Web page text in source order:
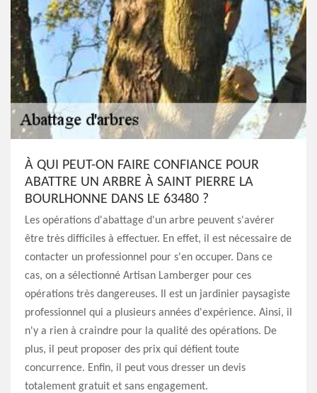
À QUI PEUT-ON FAIRE CONFIANCE POUR
ABATTRE UN ARBRE À SAINT PIERRE LA
BOURLHONNE DANS LE 63480 ?
Les opérations d'abattage d'un arbre peuvent s'avérer
être très difficiles à effectuer. En effet, il est nécessaire de
contacter un professionnel pour s'en occuper. Dans ce
cas, on a sélectionné Artisan Lamberger pour ces
opérations très dangereuses. Il est un jardinier paysagiste
professionnel qui a plusieurs années d'expérience. Ainsi, il
n'y a rien à craindre pour la qualité des opérations. De
plus, il peut proposer des prix qui défient toute
concurrence. Enfin, il peut vous dresser un devis
totalement gratuit et sans engagement.